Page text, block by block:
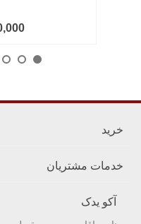
خرید
خدمات مشتریان
آکو یدک